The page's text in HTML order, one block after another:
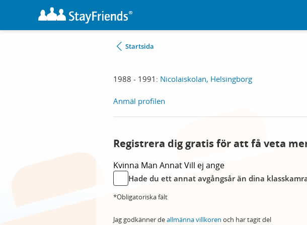
Startsida
1988 - 1991: Nicolaiskolan, Helsingborg
Anmäl profilen
Registrera dig gratis för att få veta
Kvinna Man AnnatVill ej ange
Hade du ett annat avgångsår än dina
*Obligatoriska fält
Jag godkänner deallmänna villkoren och har tagit del